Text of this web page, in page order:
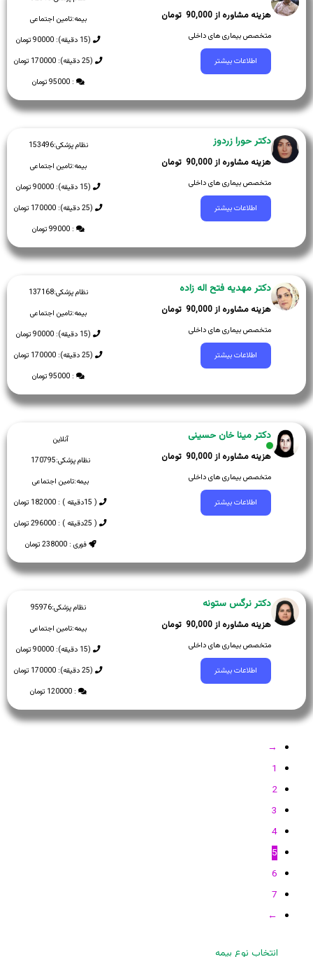
بیمه:تامین اجتماعی
(15 دقیقه): 90000 تومان
(25 دقیقه): 170000 تومان
: 95000 تومان
90,000
متخصص بیماری های داخلی
اطلاعات بیشتر
نظام پزشکی:153496
بیمه:تامین اجتماعی
(15 دقیقه): 90000 تومان
(25 دقیقه): 170000 تومان
: 99000 تومان
دکتر حورا زردوز
90,000
متخصص بیماری های داخلی
اطلاعات بیشتر
نظام پزشکی:137168
بیمه:تامین اجتماعی
(15 دقیقه): 90000 تومان
(25 دقیقه): 170000 تومان
: 95000 تومان
دکتر مهدیه فتح اله زاده
90,000
متخصص بیماری های داخلی
اطلاعات بیشتر
آنلاین
نظام پزشکی:170795
بیمه:تامین اجتماعی
( 15دقیقه ) : 182000 تومان
( 25دقیقه ) : 296000 تومان
فوری : 238000 تومان
دکتر مینا خان حسینی
90,000
متخصص بیماری های داخلی
اطلاعات بیشتر
نظام پزشکی:95976
بیمه:تامین اجتماعی
(15 دقیقه): 90000 تومان
(25 دقیقه): 170000 تومان
: 120000 تومان
دکتر نرگس ستونه
90,000
متخصص بیماری های داخلی
اطلاعات بیشتر
→
1
2
3
4
5
6
7
←
انتخاب نوع بیمه